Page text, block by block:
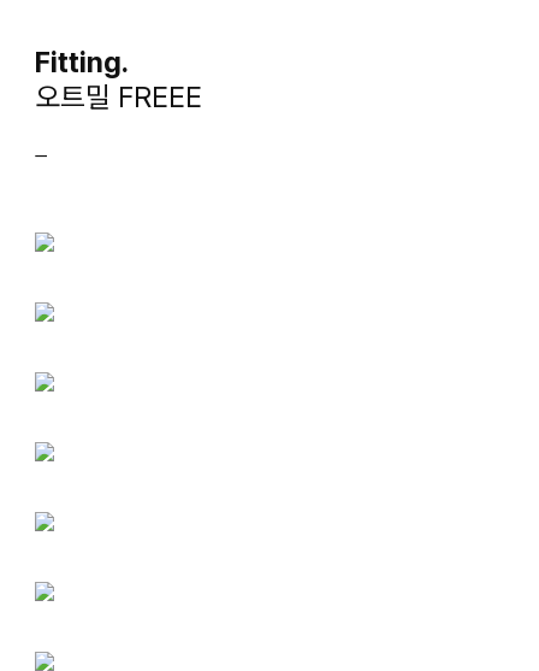
Fitting.
오트밀 FREEE
ㅡ